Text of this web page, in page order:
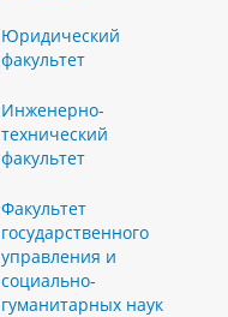
Юридический
факультет
Инженерно-
технический
факультет
Факультет
государственного
управления и
социально-
гуманитарных наук